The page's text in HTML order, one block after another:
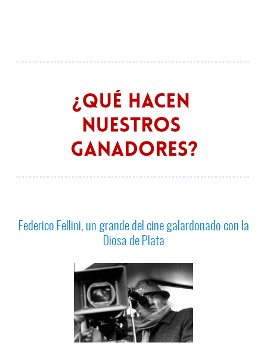
Federico Fellini, un grande del cine galardonado con la
Diosa de Plata